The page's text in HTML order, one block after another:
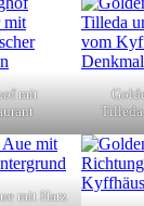
mit
Tilleda
mit Harz